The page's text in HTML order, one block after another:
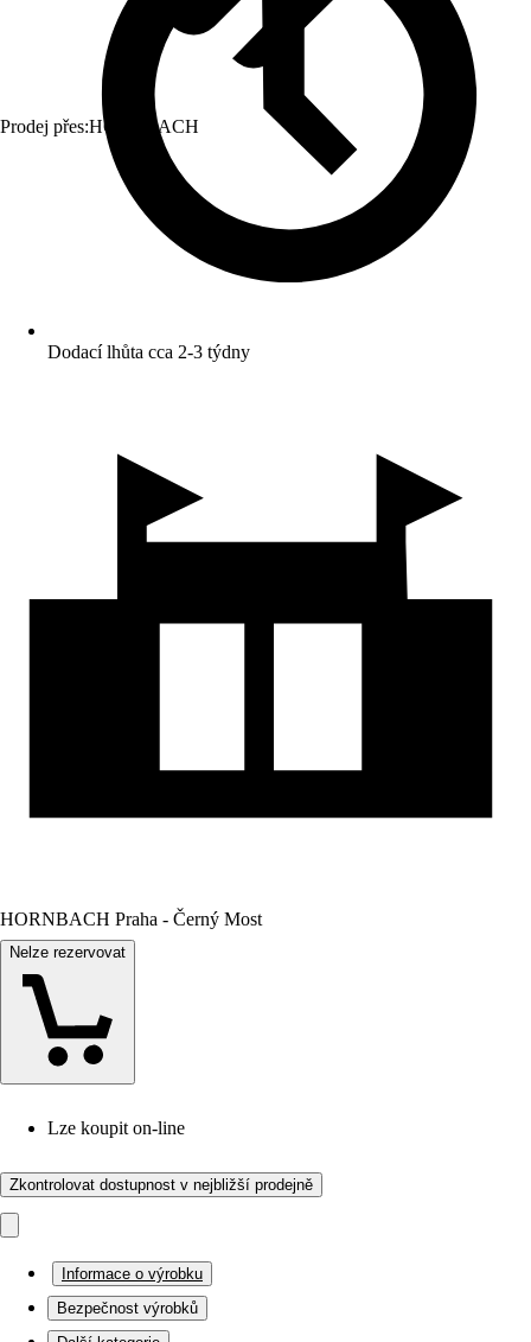
Prodej přes:HORNBACH
Dodací lhůta cca 2-3 týdny
HORNBACH Praha - Černý Most
Nelze rezervovat
Lze koupit on-line
Zkontrolovat dostupnost v nejbližší prodejně
Informace o výrobku
Bezpečnost výrobků